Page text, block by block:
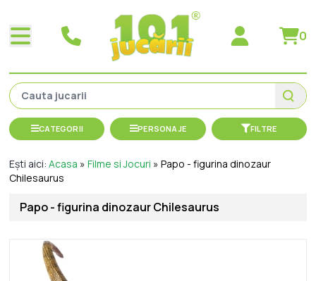
0
CATEGORII PERSONAJE FILTRE
Ești aici:Acasa »Filme si Jocuri »Papo - figurina dinozaur
Chilesaurus
Papo - figurina dinozaur Chilesaurus